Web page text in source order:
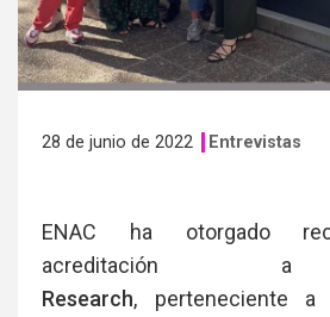
28 de junio de 2022 Entrevistas
ENAC ha otorgado
Research, perteneciente a